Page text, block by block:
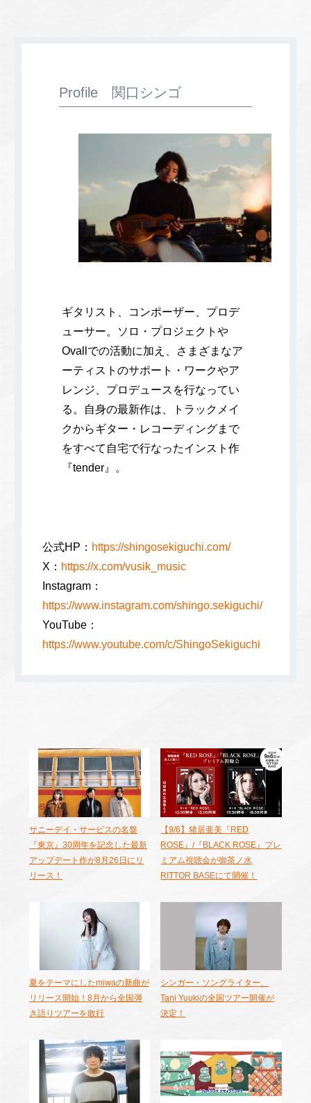
Profile 関口シンゴ
ギタリスト、コンポーザー、プロデ
ューサー。ソロ・プロジェクトや
Ovallでの活動に加え、さまざまなア
ーティストのサポート・ワークやア
レンジ、プロデュースを行なってい
る。自身の最新作は、トラックメイ
クからギター・レコーディングまで
をすべて自宅で行なったインスト作
『tender』。
公式HP： https://shingosekiguchi.com/
X： https://x.com/vusik_music
Instagram：
https://www.instagram.com/shingo.sekiguchi/
YouTube：
https://www.youtube.com/c/ShingoSekiguchi
サニーデイ・サービスの名盤
『東京』30周年を記念した最新
アップデート作が8月26日にリ
リース！
【9/6】猪居亜美『RED
ROSE』/『BLACK ROSE』プレ
ミアム視聴会が御茶ノ水
RITTOR BASEにて開催！
夏をテーマにしたmiwaの新曲が
リリース開始！8月から全国弾
き語りツアーを敢行
シンガー・ソングライター、
Tani Yuukiの全国ツアー開催が
決定！